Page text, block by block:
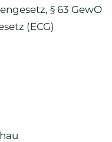
§ 63 GewO
(ECG)